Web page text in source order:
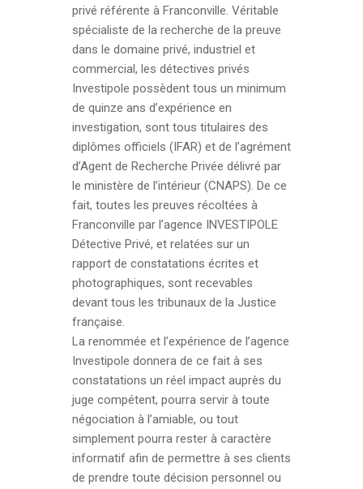
privé référente à Franconville. Véritable
spécialiste de la recherche de la preuve
dans le domaine privé, industriel et
commercial, les détectives privés
Investipole possèdent tous un minimum
de quinze ans d’expérience en
investigation, sont tous titulaires des
diplômes officiels (IFAR) et de l’agrément
d’Agent de Recherche Privée délivré par
le ministère de l’intérieur (CNAPS). De ce
fait, toutes les preuves récoltées à
Franconville par l’agence INVESTIPOLE
Détective Privé, et relatées sur un
rapport de constatations écrites et
photographiques, sont recevables
devant tous les tribunaux de la Justice
française.
La renommée et l’expérience de l’agence
Investipole donnera de ce fait à ses
constatations un réel impact auprès du
juge compétent, pourra servir à toute
négociation à l’amiable, ou tout
simplement pourra rester à caractère
informatif afin de permettre à ses clients
de prendre toute décision personnel ou